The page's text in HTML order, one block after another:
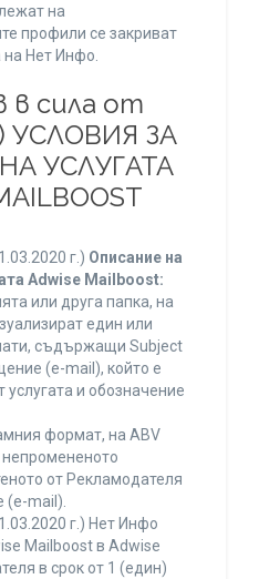
на
профили се закриват
на Нет Инфо.
в сила от
УСЛОВИЯ ЗА
УСЛУГАТА
г.) Описание на
Adwise Mailboost:
или друга папка, на
един или
съдържащи Subject
(e-mail), който е
услугата и обозначение
формат, на ABV
непромененото
от Рекламодателя
(e-mail).
г.) Нет Инфо
Mailboost в Adwise
в срок от 1 (един)